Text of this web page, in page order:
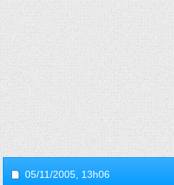
05/11/2005, 13h06